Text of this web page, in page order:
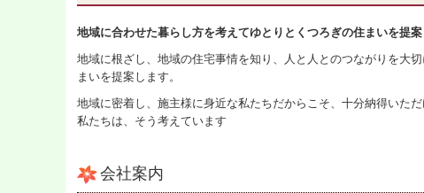
地域に合わせた暮らし方を考えてゆとりとくつろぎの住まいを提案
地域に根ざし、地域の住宅事情を知り、人と人とのつながりを大
まいを提案します。
地域に密着し、施主様に身近な私たちだからこそ、十分納得いた
私たちは、そう考えています
会社案内